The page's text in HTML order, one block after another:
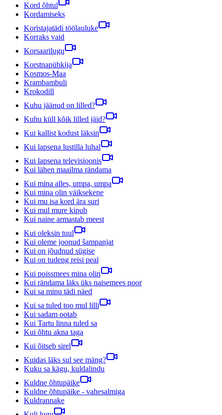
Kord õhtul
Kordamiseks
Koristajatädi töölauluke
Korraks vaid
Korsaarilugu
Korstnapühkija
Kosmos-Maa
Krambambuli
Krokodill
Kuhu jäänud on lilled?
Kuhu küll kõik lilled jäid?
Kui kallist kodust läksin
Kui lapsena lustilla luhal
Kui lapsena televisioonis
Kui lähen maailma rändama
Kui mina alles, umpa, umpa
Kui mina olin väiksekene
Kui mu isa kord ära suri
Kui mul mure kipub
Kui naine armastab meest
Kui oleksin tuul
Kui oleme joonud šampanjat
Kui on jõudnud sügise
Kui on tudeng reisi peal
Kui poissmees mina olin
Kui rändama läks üks naisemees noor
Kui sa minu tädi näed
Kui sa tuled too mul lilli
Kui sadam ootab
Kui Tartu linna tuled sa
Kui õhtu akna taga
Kui õitseb sirel
Kuidas läks sul see mäng?
Kuku sa kägu, kuldalindu
Kuldne õhtupäike
Kuldne õhtupäike - vahesalmiga
Kuldrannake